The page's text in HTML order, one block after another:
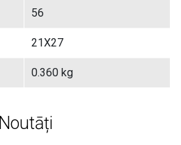
56
21X27
0.360 kg
Noutāți